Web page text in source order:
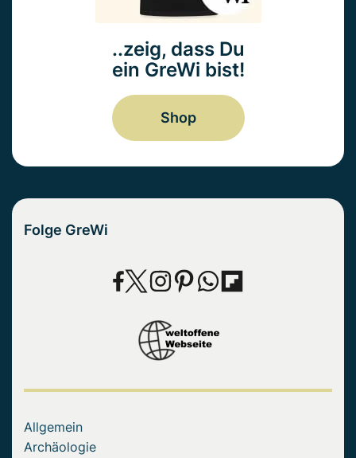
..zeig, dass Du
ein GreWi bist!
Shop
Folge GreWi
Allgemein
Archäologie